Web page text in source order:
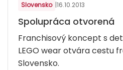
Slovensko |16.10.2013
Spolupráca otvorená
Franchisový koncept s
LEGO wear otvára cestu
Slovensko.